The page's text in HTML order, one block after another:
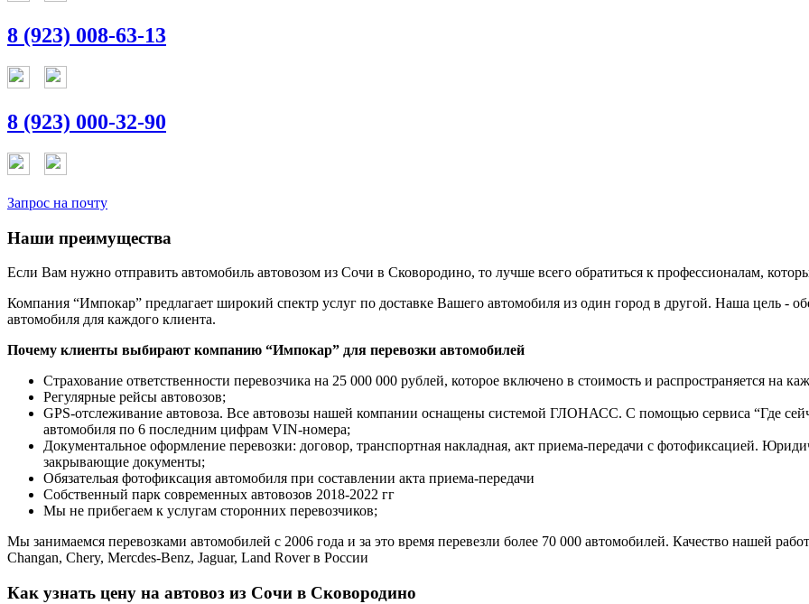
8 (923) 008-63-13
8 (923) 000-32-90
Запрос на почту
Наши преимущества
Если Вам нужно отправить автомобиль автовозом из Сочи в Сковородино, то лучше всего обратиться к профессионалам,
Компания “Импокар” предлагает широкий спектр услуг по доставке Вашего автомобиля из один город в другой. Наша цель -
автомобиля для каждого клиента.
Почему клиенты выбирают компанию “Импокар” для перевозки автомобилей
Страхование ответственности перевозчика на 25 000 000 рублей, которое включено в стоимость и распространяется на
Регулярные рейсы автовозов;
GPS-отслеживание автовоза. Все автовозы нашей компании оснащены системой ГЛОНАСС. С помощью сервиса “Где
автомобиля по 6 последним цифрам VIN-номера;
Документальное оформление перевозки: договор, транспортная накладная, акт приема-передачи с фотофиксацией.
закрывающие документы;
Обязательая фотофиксация автомобиля при составлении акта приема-передачи
Собственный парк современных автовозов 2018-2022 гг
Мы не прибегаем к услугам сторонних перевозчиков;
Мы занимаемся перевозками автомобилей с 2006 года и за это время перевезли более 70 000 автомобилей. Качество нашей
Changan, Chery, Mercdes-Benz, Jaguar, Land Rover в России
Как узнать цену на автовоз из Сочи в Сковородино